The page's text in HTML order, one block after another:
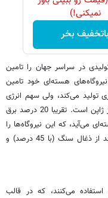
نمیکنی!)
باتخفیف بخر
مجموع برق تولیدی در سراسر جهان را تامین
خود را از نیروگاه‌های هسته‌ای خود تامین
تولید می‌کند، ولی سهم انرژی
هسته‌ای از مجموع برق تولیدی این کشور کمتر از ژاپن است. تقریبا 20 درصد برق
می‌آید، که این نیروگاه‌ها را
به سومین منبع بزرگ تولید برق در این کشور بعد از ذغال سنگ (با 45 درصد) و
می‌کنند، که در قالب